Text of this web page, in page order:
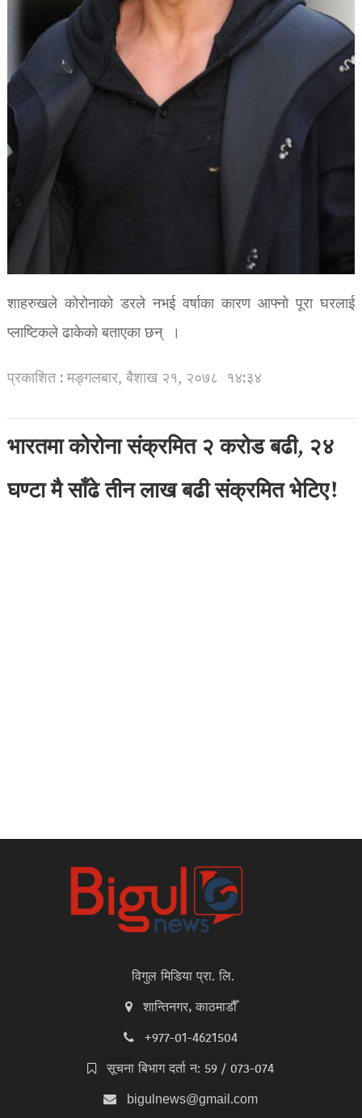
शाहरुखले कोरोनाको डरले नभई वर्षाका कारण आफ्नो पूरा घरलाई
प्लाष्टिकले ढाकेको बताएका छन् ।
प्रकाशित : मङ्गलबार, बैशाख २१, २०७८ १४:३४
भारतमा कोरोना संक्रमित २ करोड बढी, २४
घण्टा मै साँढे तीन लाख बढी संक्रमित भेटिए!
विगुल मिडिया प्रा. लि.
शान्तिनगर, काठमाडौँ
+977-01-4621504
सूचना बिभाग दर्ता न: 59 / 073-074
bigulnews@gmail.com